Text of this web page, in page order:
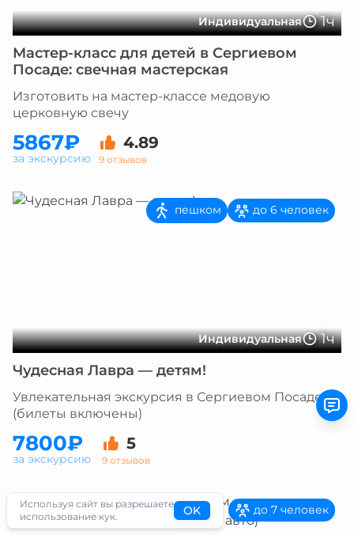
Индивидуальная 1ч
Мастер-класс для детей в Сергиевом
Посаде: свечная мастерская
Изготовить на мастер-классе медовую
церковную свечу
5867₽ 4.89
9 отзывов
за экскурсию
Индивидуальная 1ч
пешком до 6 человек
Чудесная Лавра — детям!
Увлекательная экскурсия в Сергиевом Посаде
(билеты включены)
7800₽ 5
9 отзывов
за экскурсию
до 7 человек
Используя сайт вы разрешаете
использование кук.
OK